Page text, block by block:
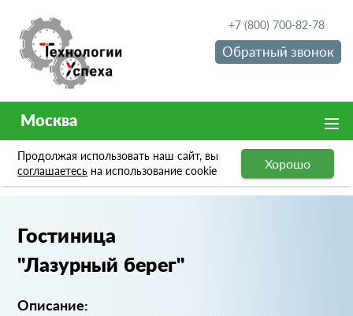
+7 (800) 700-82-78
Обратный звонок
Москва
Продолжая использовать наш сайт, вы
соглашаетесь на использование cookie Хорошо
Портфолио Гостиница "Лазурный берег"
Гостиница
"Лазурный берег"
Описание: